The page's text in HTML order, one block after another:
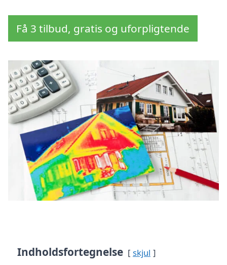
Få 3 tilbud, gratis og uforpligtende
Indholdsfortegnelse skjul